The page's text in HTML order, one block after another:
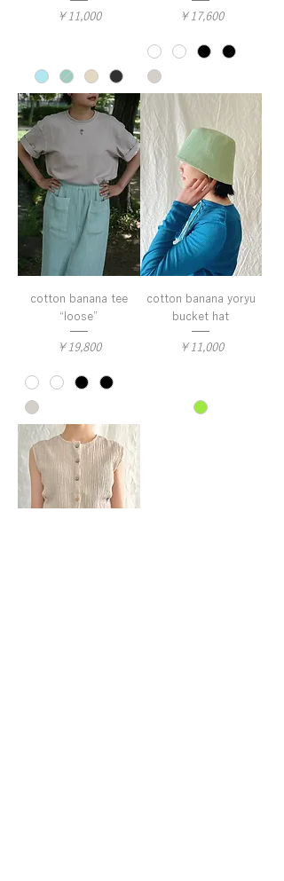
価格
￥11,000 価格
￥17,600
cotton banana tee
“loose”
価格
￥19,800
cotton banana yoryu
bucket hat
価格
￥11,000